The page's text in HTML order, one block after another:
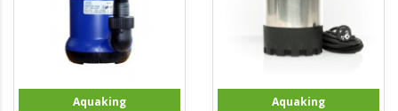
Aquaking Aquaking